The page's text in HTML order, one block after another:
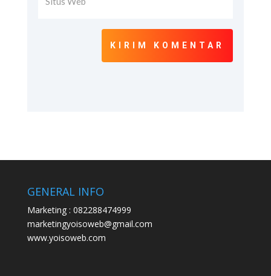
KIRIM KOMENTAR
GENERAL INFO
Marketing : 082288474999
marketingyoisoweb@gmail.com
www.yoisoweb.com